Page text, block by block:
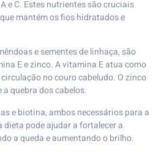
e C. Estes nutrientes são cruciais
mantém os fios hidratados e
e sementes de linhaça, são
E e zinco. A vitamina E atua como
no couro cabeludo. O zinco
a quebra dos cabelos.
e biotina, ambos necessários para a
dieta pode ajudar a fortalecer a
a queda e aumentando o brilho.